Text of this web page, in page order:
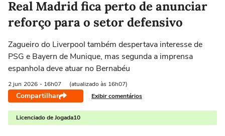
Selecione o time para ver as notícias
Real Madrid fica perto de anunciar
reforço para o setor defensivo
Zagueiro do Liverpool também despertava interesse de
PSG e Bayern de Munique, mas segunda a imprensa
espanhola deve atuar no Bernabéu
2 jun 2026 - 16h07 (atualizado às 16h07)
Compartilhar Exibir comentários
Licenciado de Jogada10